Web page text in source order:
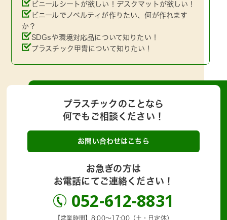
ビニールシートが欲しい！デスクマットが欲しい！
ビニールでノベルティが作りたい、何が作れます
か？
SDGsや環境対応品について知りたい！
プラスチック甲冑について知りたい！
プラスチックのことなら
何でもご相談ください！
お問い合わせはこちら
お急ぎの方は
お電話にてご連絡ください！
052-612-8831
【営業時間】8:00～17:00（土・日定休）